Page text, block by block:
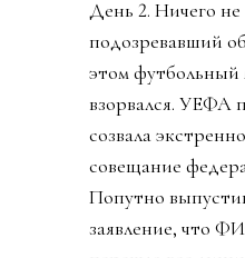
День 2. Ничего не
подозревавший
этом футбольный
взорвался. УЕФА
созвала
совещание
Попутно
заявление, что